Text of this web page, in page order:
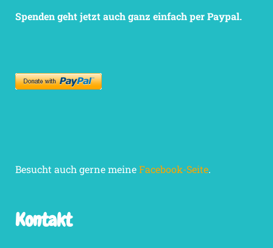
Spenden geht jetzt auch ganz einfach per Paypal.
Besucht auch gerne meineFacebook-Seite.
Kontakt